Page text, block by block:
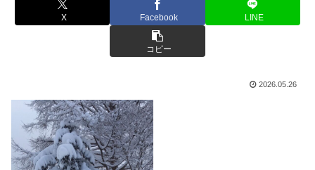
X Facebook LINE
コピー
2026.05.26